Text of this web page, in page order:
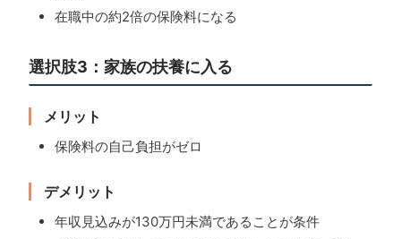
在職中の約2倍の保険料になる
選択肢3：家族の扶養に入る
メリット
保険料の自己負担がゼロ
デメリット
年収見込みが130万円未満であることが条件